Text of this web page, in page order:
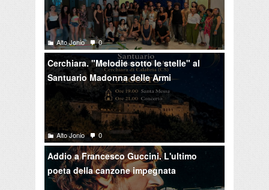
Alto Jonio 0
Cerchiara. "Melodie sotto le stelle" al
Santuario Madonna delle Armi
Alto Jonio 0
Addio a Francesco Guccini. L'ultimo
poeta della canzone impegnata